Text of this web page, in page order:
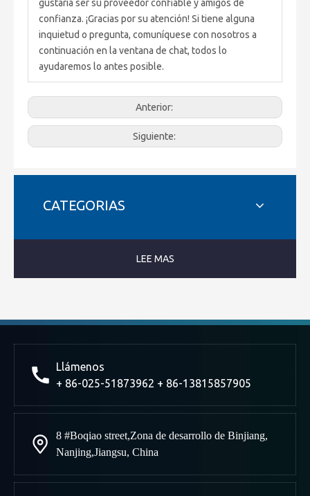
gustaría ser su proveedor confiable y amigos de
confianza. ¡Gracias por su atención! Si tiene alguna
inquietud o pregunta, comuníquese con nosotros a
continuación en la ventana de chat, todos lo
ayudaremos lo antes posible.
Anterior:
Siguiente:
CATEGORIAS
LEE MAS
Llámenos
+ 86-025-51873962 + 86-13815857905
8 #Boqiao street,Zona de desarrollo de Binjiang,
Nanjing,Jiangsu, China